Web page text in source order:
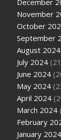
December
November
October
September
August 2024
July 2024
June 2024
May 2024
April 2024
March 2024
February
January 2024